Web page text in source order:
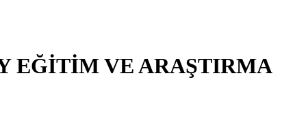
EĞİTİM VE ARAŞTIRMA